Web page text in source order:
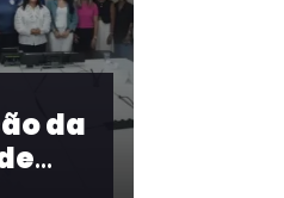
FBF em